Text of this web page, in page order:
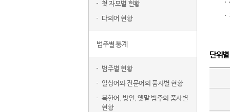
첫 자모별 현황
다의어 현황
범주별 통계
범주별 현황
일상어와 전문어의 품사별 현황
북한어, 방언, 옛말 범주의 품사별
현황
단위